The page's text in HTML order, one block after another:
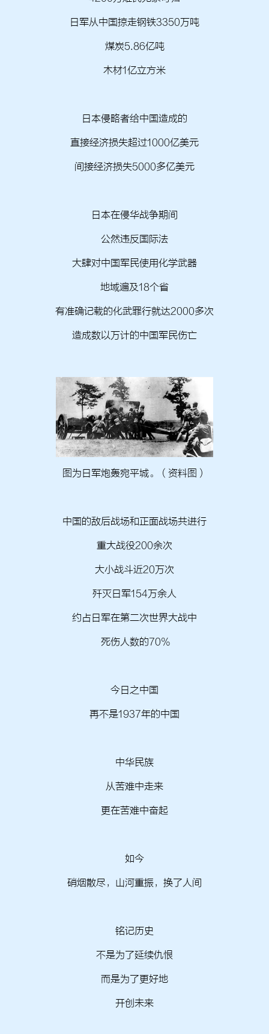
日军从中国掠走钢铁3350万吨
煤炭5.86亿吨
木材1亿立方米
日本侵略者给中国造成的
直接经济损失超过1000亿美元
间接经济损失5000多亿美元
日本在侵华战争期间
公然违反国际法
大肆对中国军民使用化学武器
地域遍及18个省
有准确记载的化武罪行就达2000多次
造成数以万计的中国军民伤亡
图为日军炮轰宛平城。（资料图）
中国的敌后战场和正面战场共进行
重大战役200余次
大小战斗近20万次
歼灭日军154万余人
约占日军在第二次世界大战中
死伤人数的70%
今日之中国
再不是1937年的中国
中华民族
从苦难中走来
更在苦难中奋起
如今
硝烟散尽，山河重振，换了人间
铭记历史
不是为了延续仇恨
而是为了更好地
开创未来